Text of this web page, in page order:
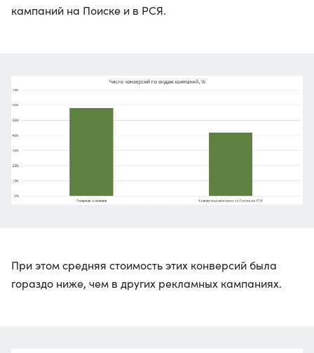
кампаний на Поиске и в РСЯ.
При этом средняя стоимость этих конверсий была
гораздо ниже, чем в других рекламных кампаниях.